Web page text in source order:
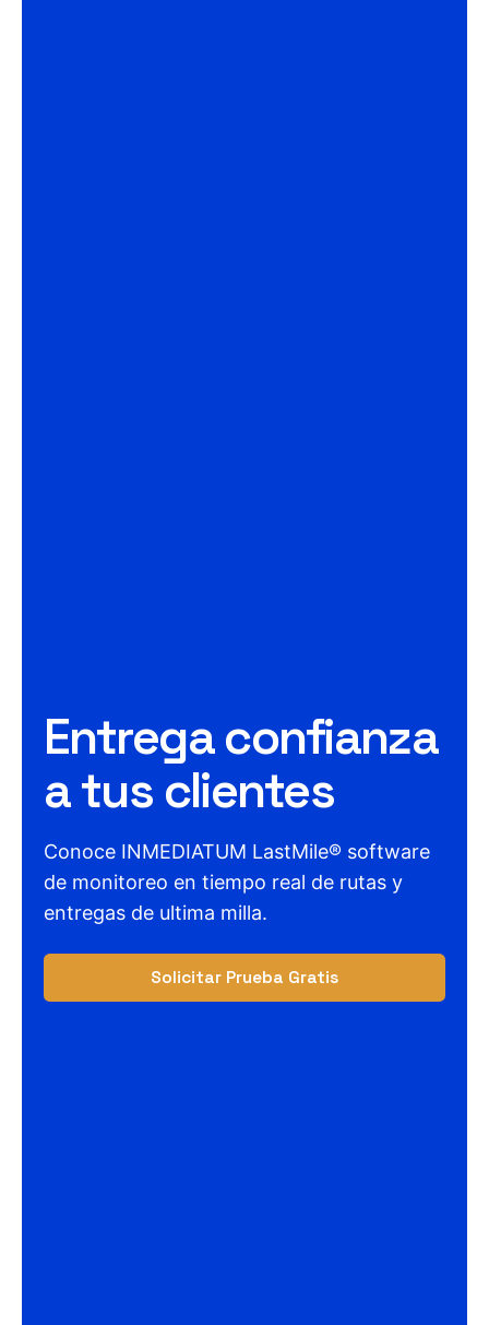
Entrega confianza
a tus clientes
Conoce INMEDIATUM LastMile® software
de monitoreo en tiempo real de rutas y
entregas de ultima milla.
Solicitar Prueba Gratis